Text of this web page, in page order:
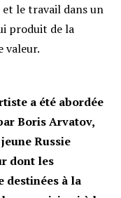
le travail dans un
produit de la
valeur.
a été abordée
Boris Arvatov,
Russie
dont les
destinées à la